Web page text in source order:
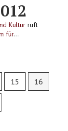
Kultur ruft
für...
15 16